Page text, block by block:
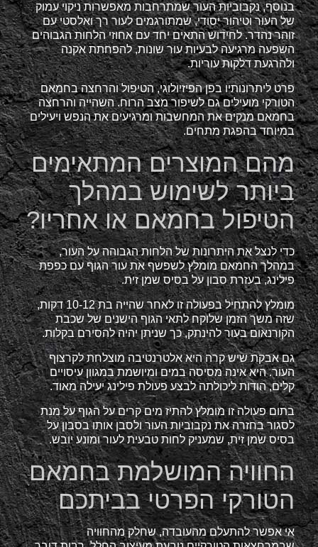
בנוסף, נקבוביות העור שמתרחבות מאפשרות ניקוי עמוק
של העור וטיהור יסודי, שמתורגמים לעור רך ואלסטי עם
זוהר נהדר. לחידוש התאים יחד עם אחוזי הלחות הגבוהים
השפעה מרגיעה לבעיות עור שונות, להפחתת אקנה
ולהרגעת דלקות עוריות.
פרט ליתרונותיו בפן הפיזיולוגי, הטיפול והרחצה בחמאם
הטורקי מועילים גם לשיפור מצב הרוח. השהייה והרחצה
בחמאם מנקים את המחשבות ומרגיעים את הנפש ויעילים
במיוחד בהפגת מתחים.
מהם המוצרים המתאימים
ביותר לשימוש במהלך
הטיפול בחמאם או אחריו?
כדי לנצל את היתרונות של הלחות הגבוהה על העור,
במהלך החמאם מומלץ לשפשף את עור הגוף עם כפפת
פילינג, בעזרת סבון על בסיס שמן זית.
מומלץ להתחיל בפעולה זו לאחר שהייה בת 10-12 דקות,
שזה משך הזמן שלוקח לתאי הגוף הישנים של שכבת
הקורנאום בעור להינתק, כך שניתן יהיה להסירם בקלות.
גם אבקת שיש קרה היא אלטרנטיבה מוצלחת לקרצוף
העור. היא אינה מסיסה במים ומיושמת במגוון עיסויים
קלים, הודות ליכולתה לבצע פעולת פילינג יעילה מאוד.
בתום פעולה זו מומלץ להתיז מים קרים על הגוף על מנת
לסגור בחזרה את נקבוביות העור ולסבן אותו בסבון על
בסיס שמן זית, שמעניק לחות טבעית לעור ומונע יובש.
החוויה המושלמת בחמאם
הטורקי הפרטי בביתכם
אי אפשר להתעלם מהעובדה, שחלק מהחוויה